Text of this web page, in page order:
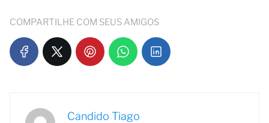
COMPARTILHE COM SEUS AMIGOS
Candido Tiago